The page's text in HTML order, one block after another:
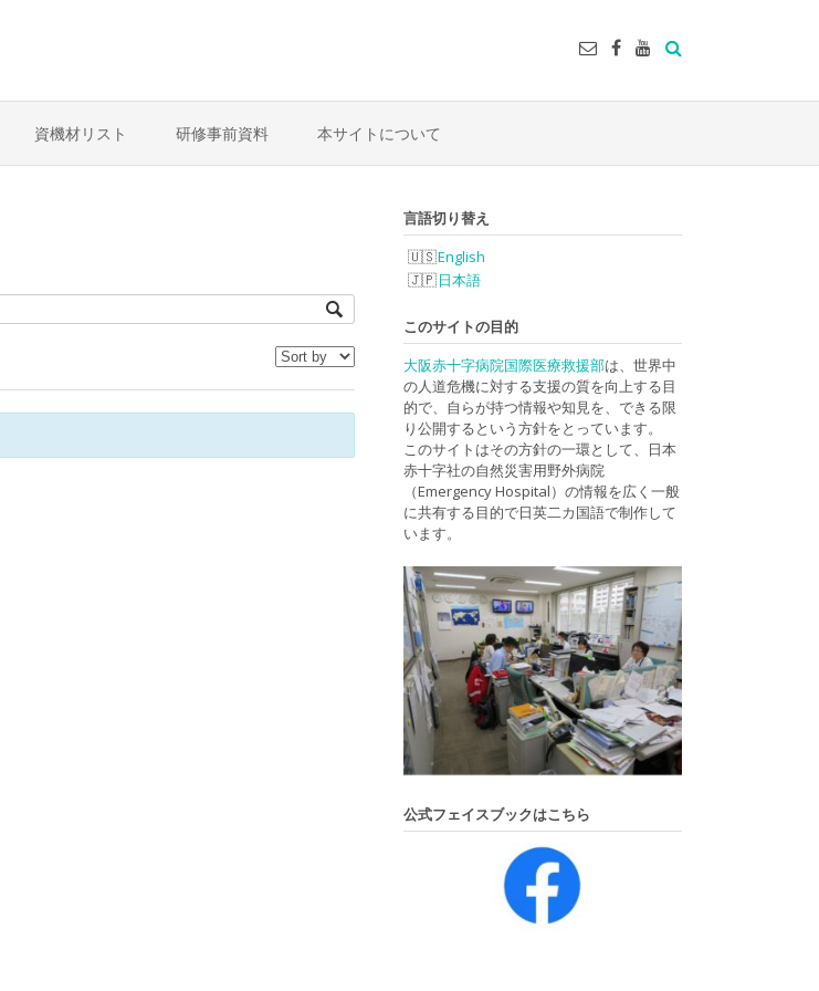
資機材リスト 研修事前資料 本サイトについて
言語切り替え
English
日本語
このサイトの目的
大阪赤十字病院国際医療救援部は、世界中
の人道危機に対する支援の質を向上する目
的で、自らが持つ情報や知見を、できる限
り公開するという方針をとっています。
このサイトはその方針の一環として、日本
赤十字社の自然災害用野外病院
（Emergency Hospital）の情報を広く一般
に共有する目的で日英二カ国語で制作して
います。
公式フェイスブックはこちら